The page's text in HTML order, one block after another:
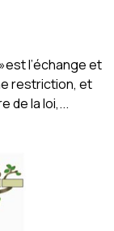
l’échange et
restriction, et
de la loi,...